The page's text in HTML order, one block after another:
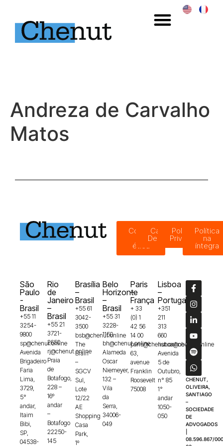
Andreza de Carvalho
Matos
Código
ética
Canal de
Denúncias
Política de
Privacidade
Política
na
íntegra
São
Paulo
-
Brasil
+55 11
3254-
9800
sp@chenut.online
Avenida
Brigadeiro
Faria
Lima,
3729,
5°
andar,
Itaim
Bibi,
SP,
04538-
Rio
de
Janeiro
–
Brasil
+55 21
3721-
2650
rj@chenut.online
Praia
de
Botafogo,
228 –
16º
andar
–
Botafogo
22250-
145
Brasília
–
Brasil
+55 61
3042-
3500
bsb@chenut.online
The
Brain
–
SGCV
Sul,
Lote
12/22
AE
Shopping
Casa
Park,
1º
Belo
Horizonte
–
Brasil
+55 31
3228-
1150
bh@chenut.online
Alameda
Oscar
Niemeyer,
132 –
Vila
da
Serra,
34006-
049
Paris
–
França
+ 33
(0) 1
42 56
14 00
paris@chenut.online
63,
avenue
Franklin
Roosevelt
75008
Lisboa
–
Portugal
+351
211
313
660
lisboa@chenut.online
Avenida
5 de
Outubro,
n° 85
1°
andar
1050-
050
CHENUT,
OLIVEIRA,
SANTIAGO
–
SOCIEDADE
DE
ADVOGADOS
08.596.867/